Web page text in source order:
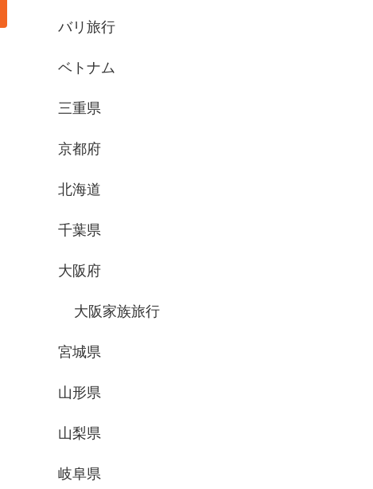
バリ旅行
ベトナム
三重県
京都府
北海道
千葉県
大阪府
大阪家族旅行
宮城県
山形県
山梨県
岐阜県